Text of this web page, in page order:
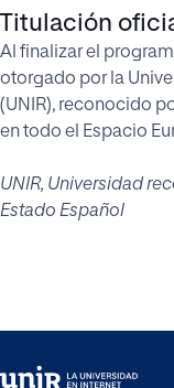
Titulación
Al finalizar el
otorgado por la
(UNIR), reconocido
en todo el Espacio
UNIR, Universidad
Estado Español